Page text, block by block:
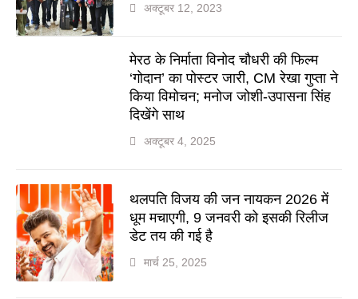
अक्टूबर 12, 2023
मेरठ के निर्माता विनोद चौधरी की फिल्म
‘गोदान’ का पोस्टर जारी, CM रेखा गुप्ता ने
किया विमोचन; मनोज जोशी-उपासना सिंह
दिखेंगे साथ
अक्टूबर 4, 2025
थलपति विजय की जन नायकन 2026 में
धूम मचाएगी, 9 जनवरी को इसकी रिलीज
डेट तय की गई है
मार्च 25, 2025